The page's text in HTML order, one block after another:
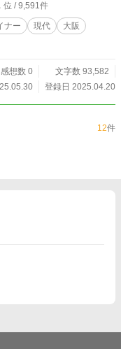
位 / 9,591件
ナー 現代
大阪
感想数 0
文字数 93,582
登録日 2025.04.20
12件